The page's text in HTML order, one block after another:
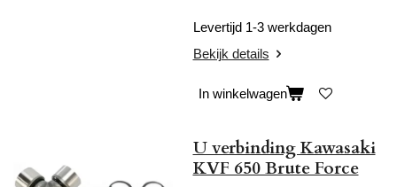
Levertijd 1-3 werkdagen
Bekijk details
In winkelwagen
U verbinding Kawasaki
KVF 650 Brute Force